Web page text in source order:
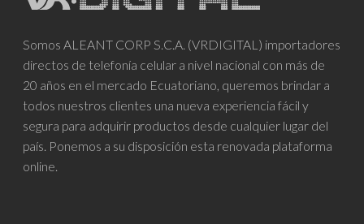
Somos ALEANT CORP S.C.A. (VRDIGITAL) importadores
directos de telefonía celular a nivel nacional con más de
20 años en el mercado Ecuatoriano, queremos brindar a
todos nuestros clientes una nueva experiencia fácil y
segura para adquirir productos desde cualquier lugar del
país. Ponemos a su disposición esta renovada plataforma
online.